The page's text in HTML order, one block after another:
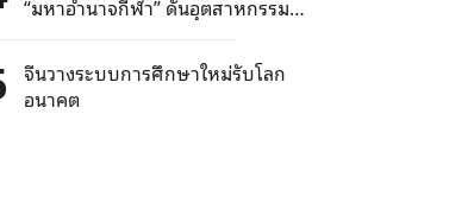
“มหาอำนาจกีฬา” ดันอุตสาหกรรม
กีฬาแตะ 35 ล้านล้านบาท
จีนวางระบบการศึกษาใหม่รับโลก
อนาคต